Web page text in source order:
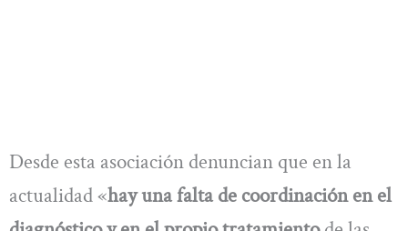
Desde esta asociación denuncian que en la
actualidad «hay una falta de coordinación en el